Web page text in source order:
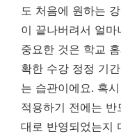
도 처음에 원하는
이 끝나버려서 얼
중요한 것은 학교
확한 수강 정정 기
는 습관이에요. 혹
적용하기 전에는
대로 반영되었는지